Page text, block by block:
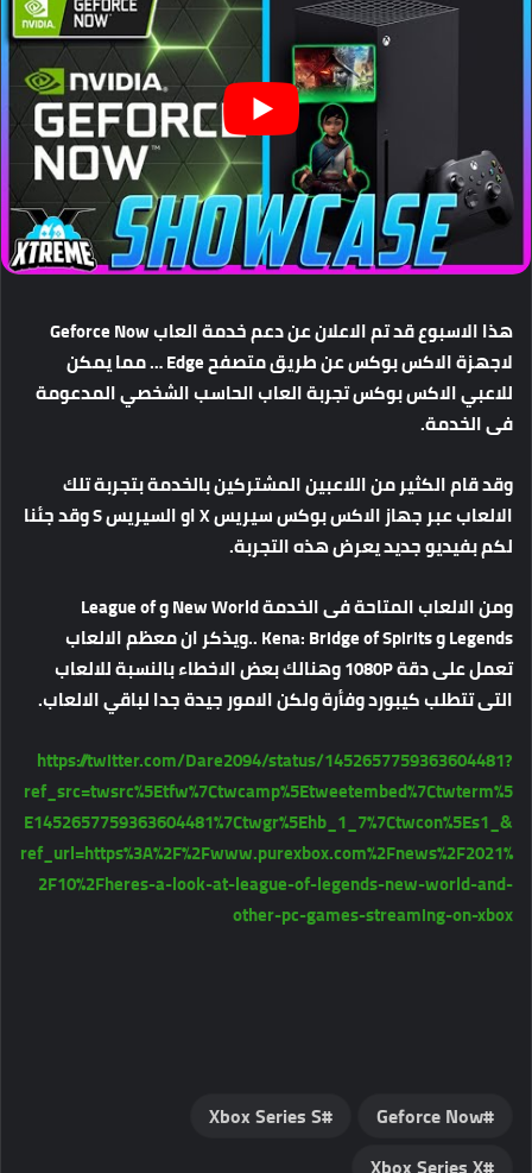
هذا الاسبوع قد تم الاعلان عن دعم خدمة العاب Geforce Now
لاجهزة الاكس بوكس عن طريق متصفح Edge … مما يمكن
للاعبي الاكس بوكس تجربة العاب الحاسب الشخصي المدعومة
فى الخدمة.
وقد قام الكثير من اللاعبين المشتركين بالخدمة بتجربة تلك
الالعاب عبر جهاز الاكس بوكس سيريس X او السيريس S وقد جئنا
لكم بفيديو جديد يعرض هذه التجربة.
ومن الالعاب المتاحة فى الخدمةNew WorldوLeague of
LegendsوKena: Bridge of Spirits .. ويذكر ان معظم الالعاب
تعمل على دقة 1080P وهنالك بعض الاخطاء بالنسبة للالعاب
التى تتطلب كيبورد وفأرة ولكن الامور جيدة جدا لباقي الالعاب.
https://twitter.com/Dare2094/status/1452657759363604481?
ref_src=twsrc%5Etfw%7Ctwcamp%5Etweetembed%7Ctwterm%5
E1452657759363604481%7Ctwgr%5Ehb_1_7%7Ctwcon%5Es1_&
ref_url=https%3A%2F%2Fwww.purexbox.com%2Fnews%2F2021%
2F10%2Fheres-a-look-at-league-of-legends-new-world-and-
other-pc-games-streaming-on-xbox
Geforce Now
Xbox Series S